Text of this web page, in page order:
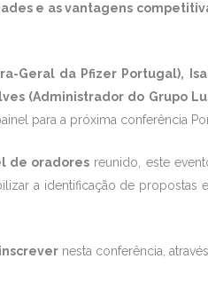
e as vantagens
Geral da Pfizer Portugal),
(Administrador do Grupo
para a próxima conferência
de oradores reunido, este
a identificação de
inscrever nesta conferência,